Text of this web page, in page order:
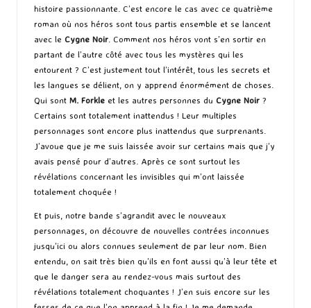
histoire passionnante. C’est encore le cas avec ce quatrième
roman où nos héros sont tous partis ensemble et se lancent
avec le Cygne Noir . Comment nos héros vont s’en sortir en
partant de l’autre côté avec tous les mystères qui les
entourent ? C’est justement tout l’intérêt, tous les secrets et
les langues se délient, on y apprend énormément de choses.
Qui sont M. Forkle et les autres personnes du Cygne Noir ?
Certains sont totalement inattendus ! Leur multiples
personnages sont encore plus inattendus que surprenants.
J’avoue que je me suis laissée avoir sur certains mais que j’y
avais pensé pour d’autres. Après ce sont surtout les
révélations concernant les invisibles qui m’ont laissée
totalement choquée !
Et puis, notre bande s’agrandit avec le nouveaux
personnages, on découvre de nouvelles contrées inconnues
jusqu’ici ou alors connues seulement de par leur nom. Bien
entendu, on sait très bien qu’ils en font aussi qu’à leur tête et
que le danger sera au rendez-vous mais surtout des
révélations totalement choquantes ! J’en suis encore sur les